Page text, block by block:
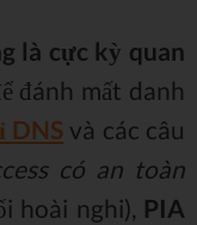
là cực kỳ quan
đánh mất danh
DNS và các câu
có an toàn
hoài nghi), PIA